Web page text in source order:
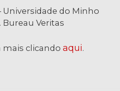
Universidade do Minho
Bureau Veritas
mais clicando aqui.